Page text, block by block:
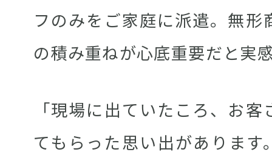
フのみをご家庭に派遣。無
の積み重ねが心底重要だと実
「現場に出ていたころ、お
てもらった思い出があります